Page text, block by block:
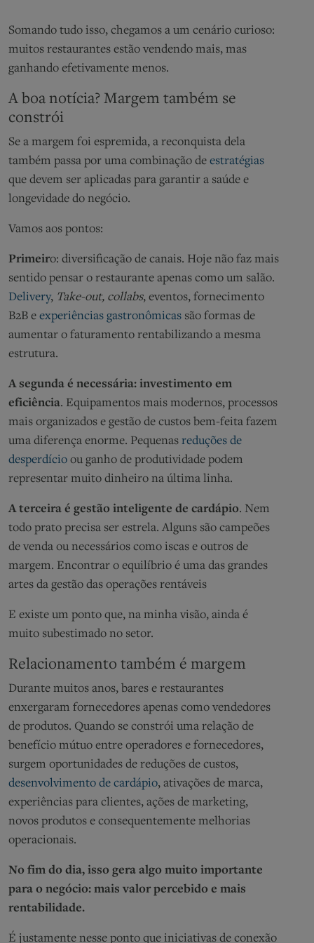
Somando tudo isso, chegamos a um cenário curioso:
muitos restaurantes estão vendendo mais, mas
ganhando efetivamente menos.
A boa notícia? Margem também se
constrói
Se a margem foi espremida, a reconquista dela
também passa por uma combinação de estratégias
que devem ser aplicadas para garantir a saúde e
longevidade do negócio.
Vamos aos pontos:
Primeiro: diversificação de canais. Hoje não faz mais
sentido pensar o restaurante apenas como um salão.
Delivery, Take-out, collabs, eventos, fornecimento
B2B e experiências gastronômicas são formas de
aumentar o faturamento rentabilizando a mesma
estrutura.
A segunda é necessária: investimento em
eficiência. Equipamentos mais modernos, processos
mais organizados e gestão de custos bem-feita fazem
uma diferença enorme. Pequenas reduções de
desperdício ou ganho de produtividade podem
representar muito dinheiro na última linha.
A terceira é gestão inteligente de cardápio. Nem
todo prato precisa ser estrela. Alguns são campeões
de venda ou necessários como iscas e outros de
margem. Encontrar o equilíbrio é uma das grandes
artes da gestão das operações rentáveis
E existe um ponto que, na minha visão, ainda é
muito subestimado no setor.
Relacionamento também é margem
Durante muitos anos, bares e restaurantes
enxergaram fornecedores apenas como vendedores
de produtos. Quando se constrói uma relação de
benefício mútuo entre operadores e fornecedores,
surgem oportunidades de reduções de custos,
desenvolvimento de cardápio, ativações de marca,
experiências para clientes, ações de marketing,
novos produtos e consequentemente melhorias
operacionais.
No fim do dia, isso gera algo muito importante
para o negócio: mais valor percebido e mais
rentabilidade.
É justamente nesse ponto que iniciativas de conexão